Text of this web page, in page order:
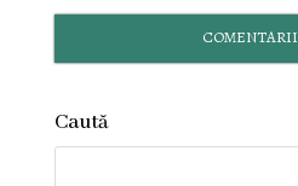
COMENTARII
Caută